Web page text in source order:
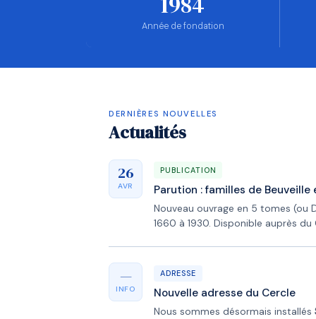
Année de fondation
DERNIÈRES NOUVELLES
Actualités
26
AVR
PUBLICATION
Parution : familles de
Nouveau ouvrage en 5 tomes (ou
1660 à 1930. Disponible auprès du
—
INFO
ADRESSE
Nouvelle adresse du Cercle
Nous sommes désormais installés